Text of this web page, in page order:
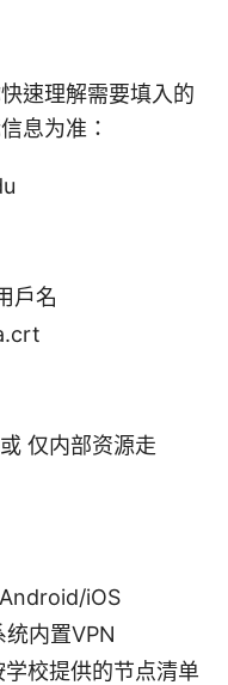
速理解需要填入的
息为准：
户名
仅内部资源走
iOS
内置VPN
校提供的节点清单